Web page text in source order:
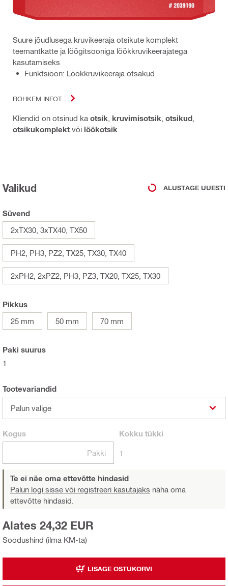
Suure jõudlusega kruvikeeraja otsikute komplekt
teemantkatte ja löögitsooniga löökkruvikeerajatega
kasutamiseks
Funktsioon: Löökkruvikeeraja otsakud
ROHKEM INFOT
Kliendid on otsinud ka otsik kruvimisotsik otsikud
otsikukomplekt või löökotsik
Valikud ALUSTAGE UUESTI
Süvend
2xTX30, 3xTX40, TX50
PH2, PH3, PZ2, TX25, TX30, TX40
2xPH2, 2xPZ2, PH3, PZ3, TX20, TX25, TX30
Pikkus
25 mm
50 mm 70 mm
Paki suurus
1
Tootevariandid
Palun valige
Kogus
Pakki
Kokku tükki
1
Te ei näe oma ettevõtte hindasid
Palun logi sisse või registreeri kasutajaks näha oma
ettevõtte hindasid.
Soodushind (ilma KM-ta)
Alates 24,32 EUR
LISAGE OSTUKORVI